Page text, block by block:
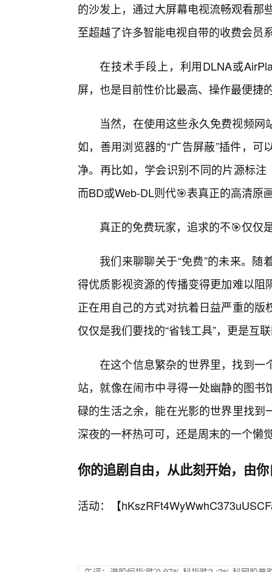
的沙发上，通过大屏幕电视流畅观看那
至超越了许多智能电视自带的收费会员
在技术手段上，利用DLNA或
屏，也是目前性价比最高、操作最便捷
当然，在使用这些永久免费视频
如，善用浏览器的“广告屏蔽”插件，
净。再比如，学会识别不同的片源标
而BD或Web-DL则代🎯表真正的高清原
真正的免费玩家，追求的不🎯仅仅
我们来聊聊关于“免费”的未来。
得优质影视资源的传播变得更加难以
正在用自己的方式对抗着日益严重的
仅仅是我们要找的“省钱工具”，更是互
在这个信息繁杂的世界里，找到一
站，就像在闹市中寻得一处幽静的图
碌的生活之余，能在光影的世界里找
深夜的一杯热可可，还是周末的一个懒
你的追剧自由，从此刻开始，由
活动：【